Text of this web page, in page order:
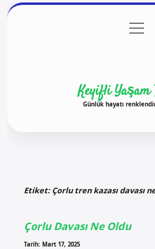
Gizlilikmenüyü
aç
Keyifli Yaşam
Günlük hayatı
Etiket:Çorlu tren kazası davası
Çorlu Davası Ne Oldu
Tarih: Mart 17, 2025